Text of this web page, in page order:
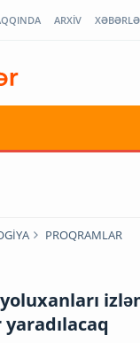
ARXİV
PROQRAMLAR